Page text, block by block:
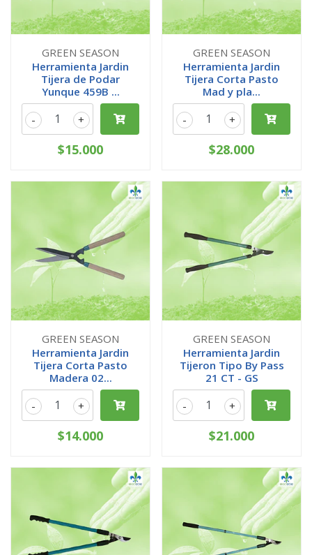
GREEN SEASON
Herramienta Jardin
Tijera de Podar
Yunque 459B ...
+
-
$15.000
GREEN SEASON
Herramienta Jardin
Tijera Corta Pasto
Mad y pla...
+
-
$28.000
GREEN SEASON
Herramienta Jardin
Tijera Corta Pasto
Madera 02...
+
-
$14.000
GREEN SEASON
Herramienta Jardin
Tijeron Tipo By Pass
21 CT - GS
+
-
$21.000